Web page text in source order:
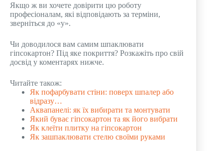
Якщо ж ви хочете довірити цю роботу
професіоналам, які відповідають за терміни,
зверніться до «у».
Чи доводилося вам самим шпаклювати
гіпсокартон? Під яке покриття? Розкажіть про свій
досвід у коментарях нижче.
Читайте також:
Як пофарбувати стіни: поверх шпалер або
відразу…
Аквапанелі: як їх вибирати та монтувати
Який буває гіпсокартон та як його вибрати
Як клеїти плитку на гіпсокартон
Як зашпаклювати стелю своїми руками